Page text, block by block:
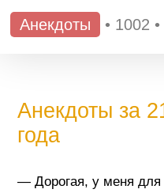
Анекдоты • 1002 •
Анекдоты за
года
— Дорогая, у меня для